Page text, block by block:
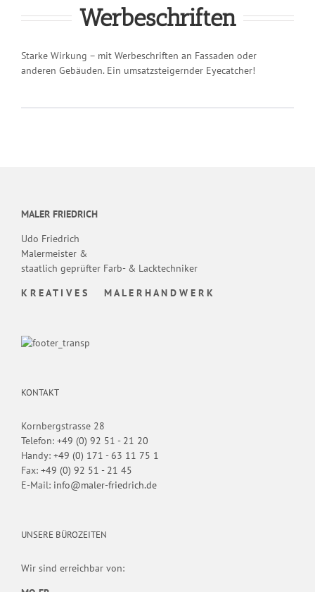
Werbeschriften
Starke Wirkung – mit Werbeschriften an Fassaden oder
anderen Gebäuden. Ein umsatzsteigernder Eyecatcher!
MALER FRIEDRICH
Udo Friedrich
Malermeister &
staatlich geprüfter Farb- & Lacktechniker
K R E A T I V E S M A L E R H A N D W E R K
KONTAKT
Kornbergstrasse 28
Telefon: +49 (0) 92 51 - 21 20
Handy: +49 (0) 171 - 63 11 75 1
Fax: +49 (0) 92 51 - 21 45
E-Mail: info@maler-friedrich.de
UNSERE BÜROZEITEN
Wir sind erreichbar von: